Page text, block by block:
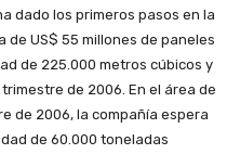
dado los primeros pasos en la
US$ 55 millones de paneles
de 225.000 metros cúbicos y
de 2006. En el área de
de 2006, la compañía espera
de 60.000 toneladas